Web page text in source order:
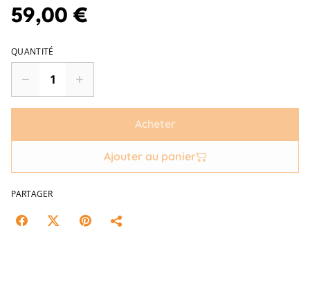
59,00 €
QUANTITÉ
Acheter
Ajouter au panier
PARTAGER